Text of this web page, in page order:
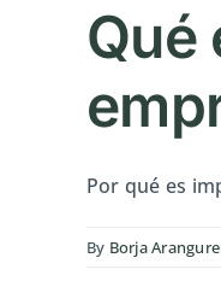
Qué
Por qué es
By Borja